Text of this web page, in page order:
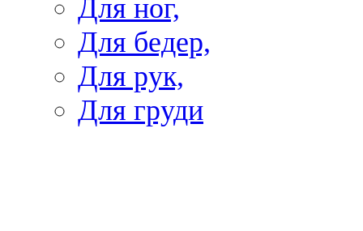
Для ног,
Для бедер,
Для рук,
Для груди